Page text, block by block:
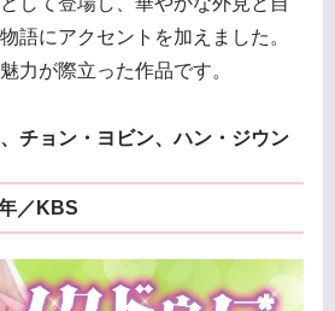
語にアクセントを加えました。
力が際立った作品です。
チョン・ヨビン、ハン・ジウン
／KBS